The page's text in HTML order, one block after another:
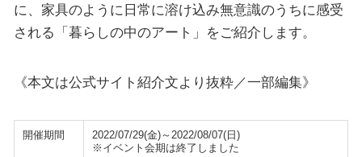
に、家具のように日常に溶け込み無意識のうちに感受
される「暮らしの中のアート」をご紹介します。
《本文は公式サイト紹介文より抜粋／一部編集》
開催期間
2022/07/29(金)～2022/08/07(日)
※イベント会期は終了しました